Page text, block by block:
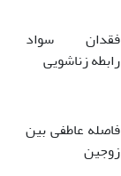
فقدان سواد
رابطه زناشویی
فاصله عاطفی بین
زوجین